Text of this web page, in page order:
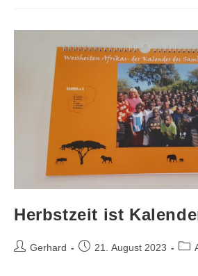
Herbstzeit ist
Gerhard 21. August 2023